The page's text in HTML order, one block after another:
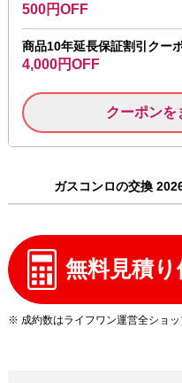
500円OFF
商品10年延長保証割引クー
4,000円OFF
クーポンを
ガスコンロの交換
無料見積
※ 成約数はライフワン運営全ショッ